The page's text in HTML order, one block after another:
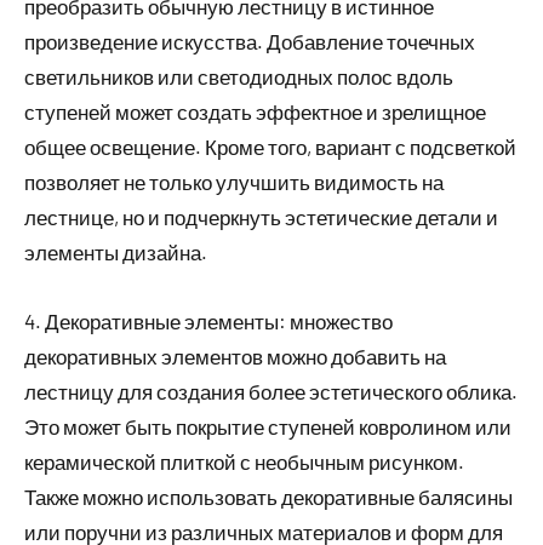
преобразить обычную лестницу в истинное
произведение искусства. Добавление точечных
светильников или светодиодных полос вдоль
ступеней может создать эффектное и зрелищное
общее освещение. Кроме того, вариант с подсветкой
позволяет не только улучшить видимость на
лестнице, но и подчеркнуть эстетические детали и
элементы дизайна.
4. Декоративные элементы: множество
декоративных элементов можно добавить на
лестницу для создания более эстетического облика.
Это может быть покрытие ступеней ковролином или
керамической плиткой с необычным рисунком.
Также можно использовать декоративные балясины
или поручни из различных материалов и форм для